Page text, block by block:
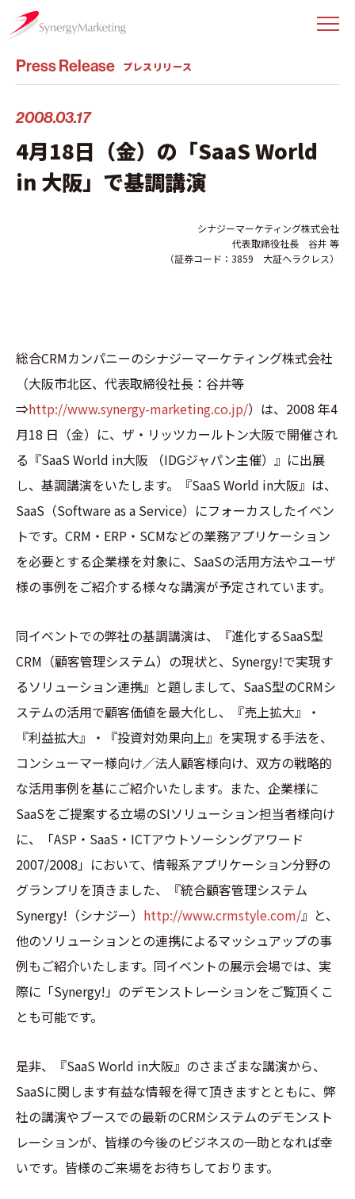
Press Release プレスリリース
4月18日（金）の「SaaS World
in 大阪」で基調講演
2008.03.17
シナジーマーケティング株式会社
代表取締役社長 谷井 等
（証券コード：3859 大証ヘラクレス）
総合CRMカンパニーのシナジーマーケティング株式会社
（大阪市北区、代表取締役社長：谷井等
⇒http://www.synergy-marketing.co.jp/）は、2008 年4
月18 日（金）に、ザ・リッツカールトン大阪で開催され
る『SaaS World in大阪 （IDGジャパン主催）』に出展
し、基調講演をいたします。『SaaS World in大阪』は、
SaaS（Software as a Service）にフォーカスしたイベン
トです。CRM・ERP・SCMなどの業務アプリケーション
を必要とする企業様を対象に、SaaSの活用方法やユーザ
様の事例をご紹介する様々な講演が予定されています。
同イベントでの弊社の基調講演は、『進化するSaaS型
CRM（顧客管理システム）の現状と、Synergy!で実現す
るソリューション連携』と題しまして、SaaS型のCRMシ
ステムの活用で顧客価値を最大化し、『売上拡大』・
『利益拡大』・『投資対効果向上』を実現する手法を、
コンシューマー様向け／法人顧客様向け、双方の戦略的
な活用事例を基にご紹介いたします。また、企業様に
SaaSをご提案する立場のSIソリューション担当者様向け
に、
「ASP・SaaS・ICTアウトソーシングアワード
2007/2008」において、情報系アプリケーション分野の
グランプリを頂きました、『統合顧客管理システム
Synergy!（シナジー） http://www.crmstyle.com/』と、
他のソリューションとの連携によるマッシュアップの事
例もご紹介いたします。同イベントの展示会場では、実
際に「Synergy!」のデモンストレーションをご覧頂くこ
とも可能です。
是非、『SaaS World in大阪』のさまざまな講演から、
SaaSに関します有益な情報を得て頂きますとともに、弊
社の講演やブースでの最新のCRMシステムのデモンスト
レーションが、皆様の今後のビジネスの一助となれば幸
いです。皆様のご来場をお待ちしております。